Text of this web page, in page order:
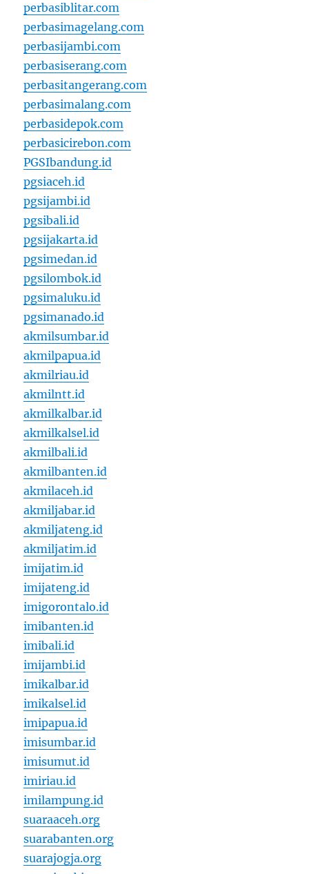
perbasiblitar.com
perbasimagelang.com
perbasijambi.com
perbasiserang.com
perbasitangerang.com
perbasimalang.com
perbasidepok.com
perbasicirebon.com
PGSIbandung.id
pgsiaceh.id
pgsijambi.id
pgsibali.id
pgsijakarta.id
pgsimedan.id
pgsilombok.id
pgsimaluku.id
pgsimanado.id
akmilsumbar.id
akmilpapua.id
akmilriau.id
akmilntt.id
akmilkalbar.id
akmilkalsel.id
akmilbali.id
akmilbanten.id
akmilaceh.id
akmiljabar.id
akmiljateng.id
akmiljatim.id
imijatim.id
imijateng.id
imigorontalo.id
imibanten.id
imibali.id
imijambi.id
imikalbar.id
imikalsel.id
imipapua.id
imisumbar.id
imisumut.id
imiriau.id
imilampung.id
suaraaceh.org
suarabanten.org
suarajogja.org